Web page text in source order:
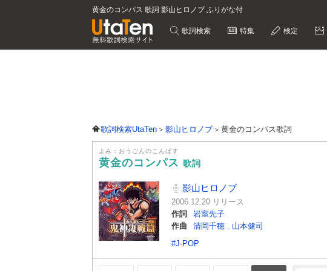
黄金のコンパス 歌詞 影山ヒロノブ ふりがな付
歌詞検索 特集 検定
歌詞検索UtaTen 影山ヒロノブ 黄金のコンパス歌詞
よみ：おうごんのこんぱす
黄金のコンパス 歌詞
影山ヒロノブ
2006.12.20 リリース
作詞
岩室先子
作曲
清岡千穂 , 山本健司
#J-POP